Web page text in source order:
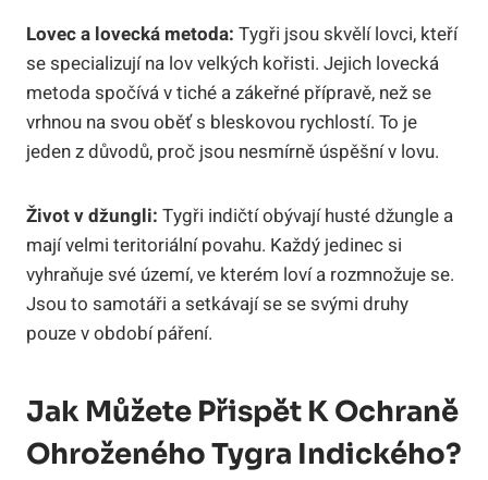
Lovec a lovecká metoda: Tygři jsou skvělí lovci, kteří
se specializují na lov velkých kořisti. Jejich lovecká
metoda spočívá v tiché a zákeřné přípravě, než se
vrhnou na svou oběť s bleskovou rychlostí. To je
jeden z důvodů, proč jsou nesmírně úspěšní v lovu.
Život v džungli: Tygři indičtí obývají husté džungle a
mají velmi teritoriální povahu. Každý jedinec si
vyhraňuje své území, ve kterém loví a rozmnožuje se.
Jsou to samotáři a setkávají se se svými druhy
pouze v období páření.
Jak Můžete Přispět K Ochraně
Ohroženého Tygra Indického?